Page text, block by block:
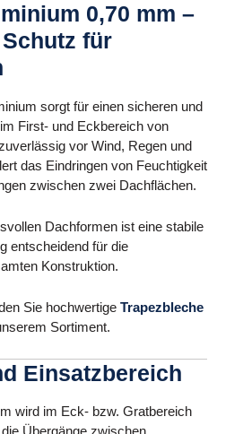
0,70 mm –
für
sorgt für einen sicheren und
First- und Eckbereich von
vor Wind, Regen und
das Eindringen von Feuchtigkeit
zwischen zwei Dachflächen.
Dachformen ist eine stabile
entscheidend für die
Konstruktion.
Sie hochwertige Trapezbleche
Sortiment.
Einsatzbereich
wird im Eck- bzw. Gratbereich